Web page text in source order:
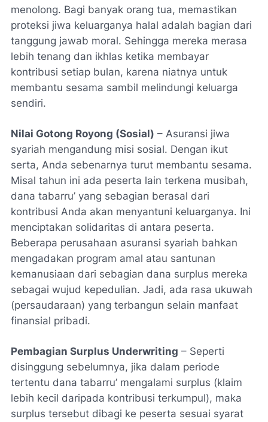
menolong. Bagi banyak orang tua, memastikan
proteksi jiwa keluarganya halal adalah bagian dari
tanggung jawab moral. Sehingga mereka merasa
lebih tenang dan ikhlas ketika membayar
kontribusi setiap bulan, karena niatnya untuk
membantu sesama sambil melindungi keluarga
sendiri.
Nilai Gotong Royong (Sosial) – Asuransi jiwa
syariah mengandung misi sosial. Dengan ikut
serta, Anda sebenarnya turut membantu sesama.
Misal tahun ini ada peserta lain terkena musibah,
dana tabarru’ yang sebagian berasal dari
kontribusi Anda akan menyantuni keluarganya. Ini
menciptakan solidaritas di antara peserta.
Beberapa perusahaan asuransi syariah bahkan
mengadakan program amal atau santunan
kemanusiaan dari sebagian dana surplus mereka
sebagai wujud kepedulian. Jadi, ada rasa ukuwah
(persaudaraan) yang terbangun selain manfaat
finansial pribadi.
Pembagian Surplus Underwriting – Seperti
disinggung sebelumnya, jika dalam periode
tertentu dana tabarru’ mengalami surplus (klaim
lebih kecil daripada kontribusi terkumpul), maka
surplus tersebut dibagi ke peserta sesuai syarat